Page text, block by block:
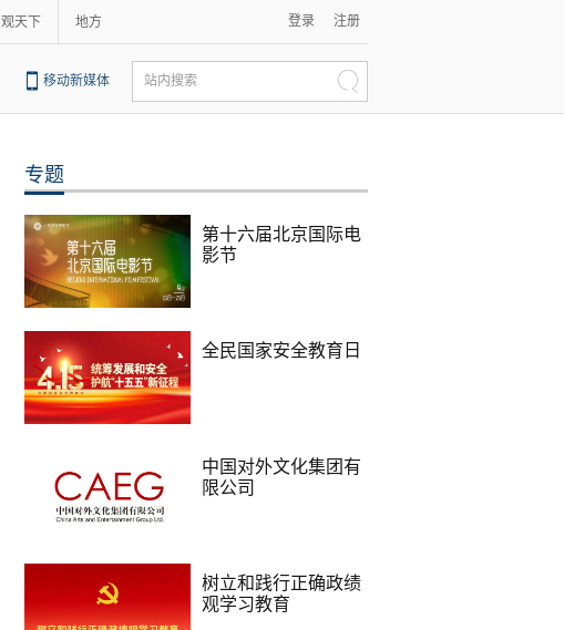
观天下 地方 登录 注册
移动新媒体 站内搜索
专题
第十六届北京国际电
影节
全民国家安全教育日
中国对外文化集团有
限公司
树立和践行正确政绩
观学习教育